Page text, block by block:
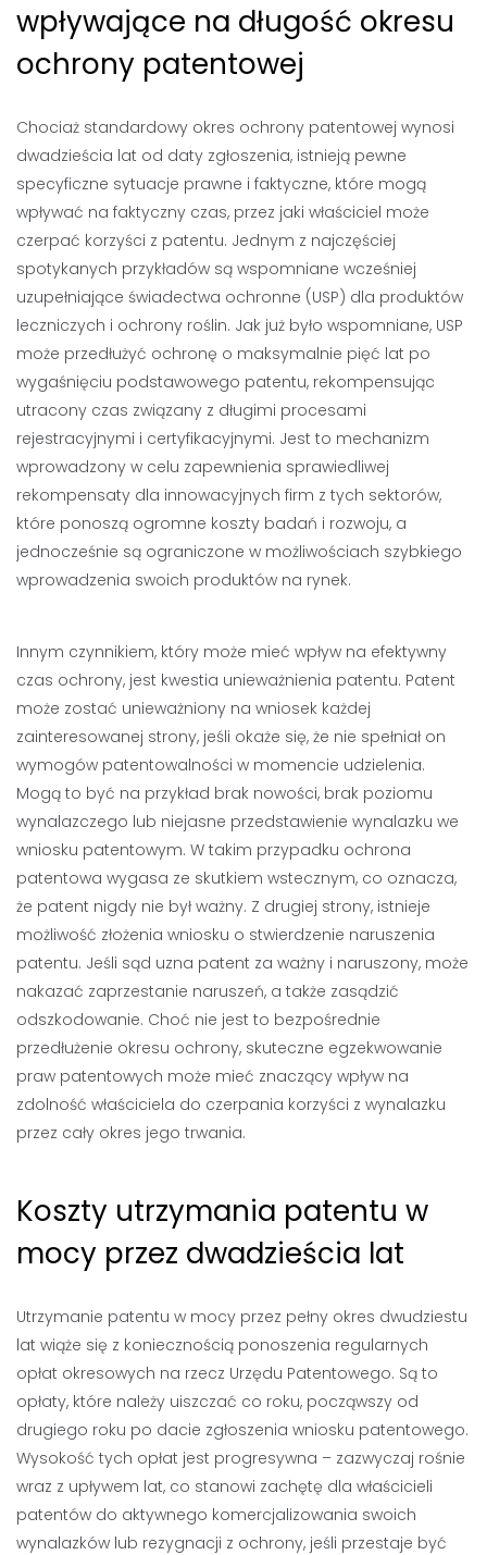
wpływające na długość okresu
ochrony patentowej
Chociaż standardowy okres ochrony patentowej wynosi
dwadzieścia lat od daty zgłoszenia, istnieją pewne
specyficzne sytuacje prawne i faktyczne, które mogą
wpływać na faktyczny czas, przez jaki właściciel może
czerpać korzyści z patentu. Jednym z najczęściej
spotykanych przykładów są wspomniane wcześniej
uzupełniające świadectwa ochronne (USP) dla produktów
leczniczych i ochrony roślin. Jak już było wspomniane, USP
może przedłużyć ochronę o maksymalnie pięć lat po
wygaśnięciu podstawowego patentu, rekompensując
utracony czas związany z długimi procesami
rejestracyjnymi i certyfikacyjnymi. Jest to mechanizm
wprowadzony w celu zapewnienia sprawiedliwej
rekompensaty dla innowacyjnych firm z tych sektorów,
które ponoszą ogromne koszty badań i rozwoju, a
jednocześnie są ograniczone w możliwościach szybkiego
wprowadzenia swoich produktów na rynek.
Innym czynnikiem, który może mieć wpływ na efektywny
czas ochrony, jest kwestia unieważnienia patentu. Patent
może zostać unieważniony na wniosek każdej
zainteresowanej strony, jeśli okaże się, że nie spełniał on
wymogów patentowalności w momencie udzielenia.
Mogą to być na przykład brak nowości, brak poziomu
wynalazczego lub niejasne przedstawienie wynalazku we
wniosku patentowym. W takim przypadku ochrona
patentowa wygasa ze skutkiem wstecznym, co oznacza,
że patent nigdy nie był ważny. Z drugiej strony, istnieje
możliwość złożenia wniosku o stwierdzenie naruszenia
patentu. Jeśli sąd uzna patent za ważny i naruszony, może
nakazać zaprzestanie naruszeń, a także zasądzić
odszkodowanie. Choć nie jest to bezpośrednie
przedłużenie okresu ochrony, skuteczne egzekwowanie
praw patentowych może mieć znaczący wpływ na
zdolność właściciela do czerpania korzyści z wynalazku
przez cały okres jego trwania.
Koszty utrzymania patentu w
mocy przez dwadzieścia lat
Utrzymanie patentu w mocy przez pełny okres dwudziestu
lat wiąże się z koniecznością ponoszenia regularnych
opłat okresowych na rzecz Urzędu Patentowego. Są to
opłaty, które należy uiszczać co roku, począwszy od
drugiego roku po dacie zgłoszenia wniosku patentowego.
Wysokość tych opłat jest progresywna – zazwyczaj rośnie
wraz z upływem lat, co stanowi zachętę dla właścicieli
patentów do aktywnego komercjalizowania swoich
wynalazków lub rezygnacji z ochrony, jeśli przestaje być